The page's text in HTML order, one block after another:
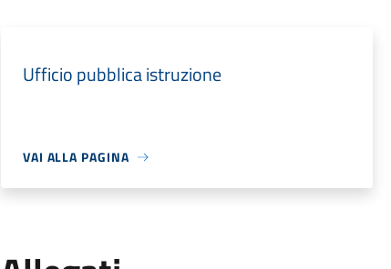
Ufficio pubblica istruzione
VAI ALLA PAGINA